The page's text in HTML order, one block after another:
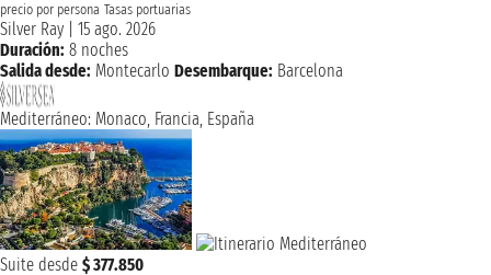
precio por persona Tasas portuarias
Silver Ray
15 ago. 2026
Duración: 8 noches
Salida desde: Montecarlo Desembarque: Barcelona
Mediterráneo: Monaco, Francia, España
Suite desde $ 377.850